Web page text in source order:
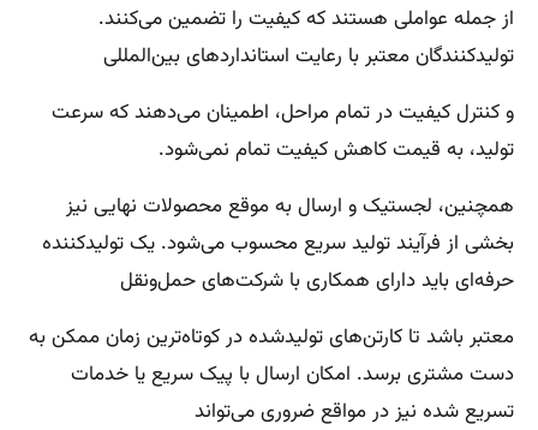
از جمله عواملی هستند که کیفیت را تضمین می‌کنند.
تولیدکنندگان معتبر با رعایت استانداردهای بین‌المللی
و کنترل کیفیت در تمام مراحل، اطمینان می‌دهند که سرعت
تولید، به قیمت کاهش کیفیت تمام نمی‌شود.
همچنین، لجستیک و ارسال به موقع محصولات نهایی نیز
بخشی از فرآیند تولید سریع محسوب می‌شود. یک تولیدکننده
حرفه‌ای باید دارای همکاری با شرکت‌های حمل‌ونقل
معتبر باشد تا کارتن‌های تولیدشده در کوتاه‌ترین زمان ممکن به
دست مشتری برسد. امکان ارسال با پیک سریع یا خدمات
تسریع شده نیز در مواقع ضروری می‌تواند